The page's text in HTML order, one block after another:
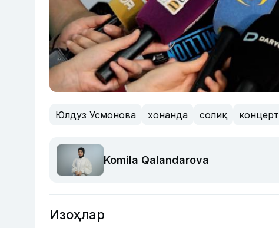
Юлдуз Усмонова хонанда солиқ концерт
Komila Qalandarova
Изоҳлар